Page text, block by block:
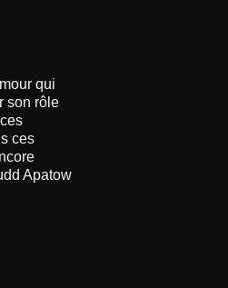
qui
son rôle
ces
Apatow